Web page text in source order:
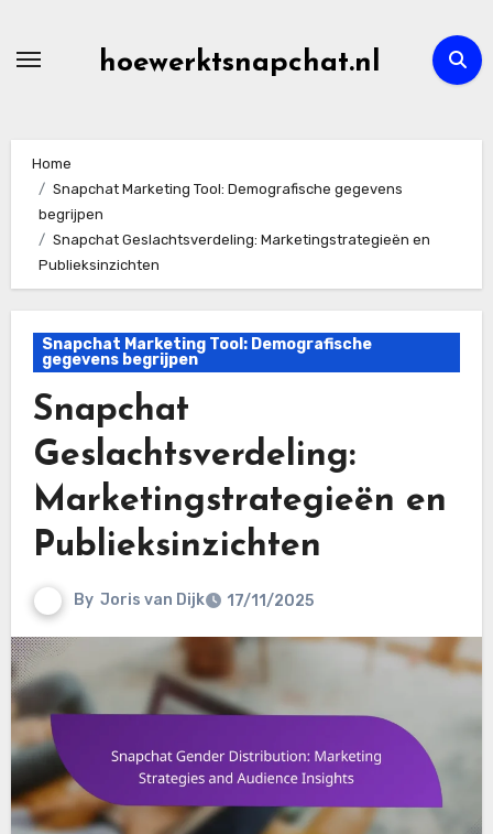
hoewerktsnapchat.nl
Home
Snapchat Marketing Tool: Demografische gegevens
begrijpen
Snapchat Geslachtsverdeling: Marketingstrategieën en
Publieksinzichten
Snapchat Marketing Tool: Demografische
gegevens begrijpen
Snapchat
Geslachtsverdeling:
Marketingstrategieën en
Publieksinzichten
By Joris van Dijk 17/11/2025